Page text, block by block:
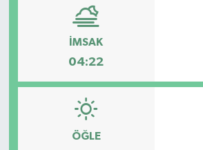
İMSAK
04:22
ÖĞLE